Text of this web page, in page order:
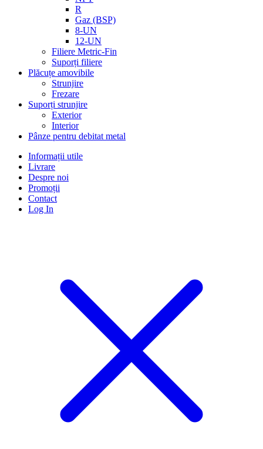
R
Gaz (BSP)
8-UN
12-UN
Filiere Metric-Fin
Suporți filiere
Plăcuțe amovibile
Strunjire
Frezare
Suporți strunjire
Exterior
Interior
Pânze pentru debitat metal
Informații utile
Livrare
Despre noi
Promoții
Contact
Log In